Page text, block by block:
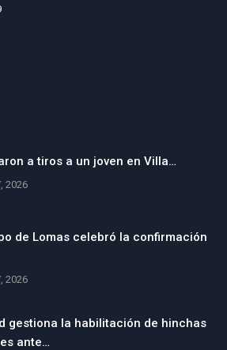
a tiros a un joven en Villa…
2026
de Lomas celebró la confirmación
2026
gestiona la habilitación de hinchas
ante…